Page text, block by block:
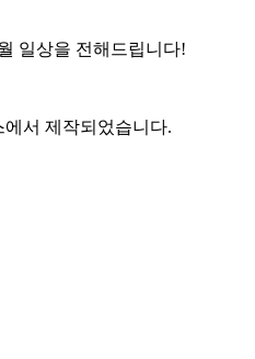
일상을 전해드립니다!
서 제작되었습니다.